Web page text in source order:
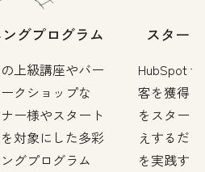
ングプログラム
上級講座やバー
クショップな
ー様やスタート
対象にした多彩
グプログラム
スター
HubSpot
客を獲得
をスター
えするだ
を実践す